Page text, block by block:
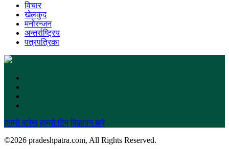
विचार
खेलकुद
मनोरन्जन
अन्तर्राष्ट्रिय
पत्रपत्रिका
हाम्रो बारेमा हाम्रो टिम विज्ञापन बारे
©2026 pradeshpatra.com, All Rights Reserved.